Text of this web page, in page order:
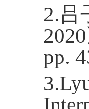
2.吕
2020
pp.